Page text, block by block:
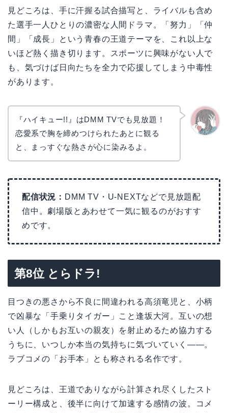
見どころは、手に汗握る試合描写と、ライバルも含め
た選手一人ひとりの濃密な人間ドラマ。「努力」「仲
間」「成長」という青春の王道テーマを、これ以上な
いほど熱く描き切ります。スポーツに興味がない人で
も、気づけば日向たちを全力で応援してしまう中毒性
があります。
『ハイキュー!!』はDMM TVでも見放題！
恋愛系で胸を締めつけられたあとに観る
と、まっすぐな熱さが心に染みるよ。
配信状況： DMM TV・U-NEXTなどで見放題配
信中。劇場版とあわせて一気に観るのがおすす
めです。
第8位 とらドラ!
目つきの悪さから不良に間違われる高須竜児と、小柄
で凶暴な「手乗りタイガー」こと逢坂大河。互いの想
い人（しかもお互いの親友）を射止めるため協力する
うちに、いつしか本当の気持ちに気づいていく——。
ラブコメの「お手本」とも称される名作です。
見どころは、王道でありながら計算され尽くしたスト
ーリー構成と、後半に向けて加速する感情の波。コメ